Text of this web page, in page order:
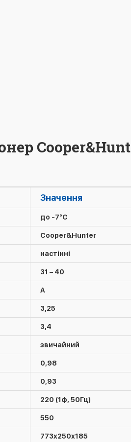
Значення
до -7°C
Cooper&Hunter
настінні
31 – 40
A
3,25
3,4
звичайний
0,98
0,93
220 (1ф, 50Гц)
550
773х250х185